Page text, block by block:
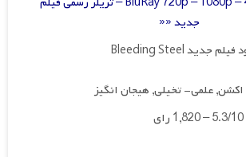
جدید ««
اکشن, علمی- تخیلی, هیجان انگیز